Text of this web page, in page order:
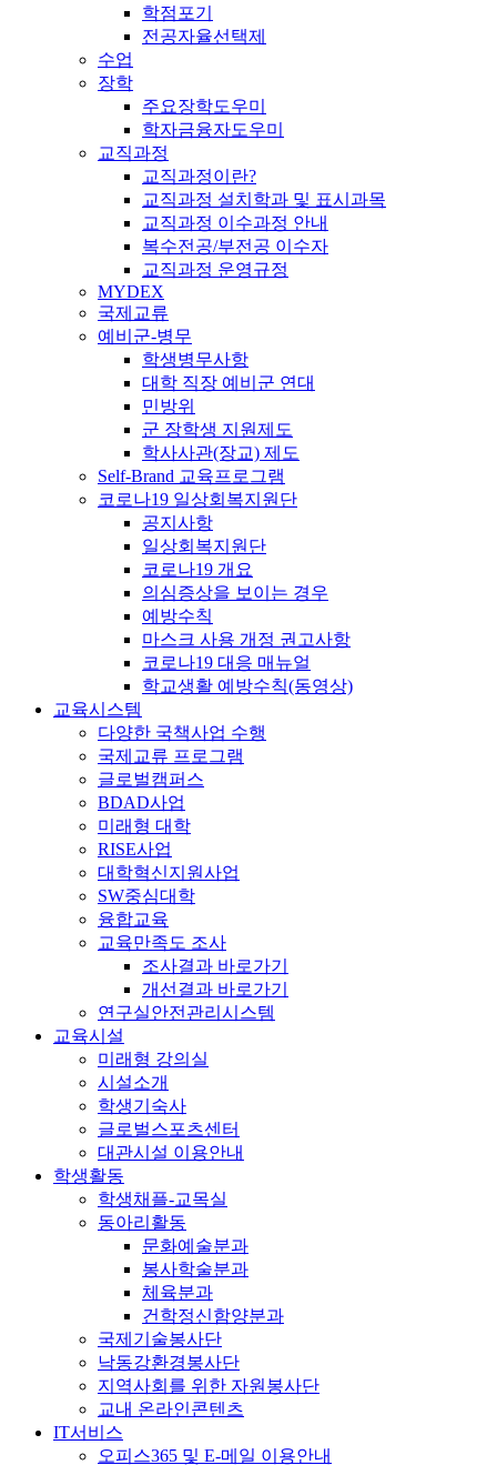
학점포기
전공자율선택제
수업
장학
주요장학도우미
학자금융자도우미
교직과정
교직과정이란?
교직과정 설치학과 및 표시과목
교직과정 이수과정 안내
복수전공/부전공 이수자
교직과정 운영규정
MYDEX
국제교류
예비군-병무
학생병무사항
대학 직장 예비군 연대
민방위
군 장학생 지원제도
학사사관(장교) 제도
Self-Brand 교육프로그램
코로나19 일상회복지원단
공지사항
일상회복지원단
코로나19 개요
의심증상을 보이는 경우
예방수칙
마스크 사용 개정 권고사항
코로나19 대응 매뉴얼
학교생활 예방수칙(동영상)
교육시스템
다양한 국책사업 수행
국제교류 프로그램
글로벌캠퍼스
BDAD사업
미래형 대학
RISE사업
대학혁신지원사업
SW중심대학
융합교육
교육만족도 조사
조사결과 바로가기
개선결과 바로가기
연구실안전관리시스템
교육시설
미래형 강의실
시설소개
학생기숙사
글로벌스포츠센터
대관시설 이용안내
학생활동
학생채플-교목실
동아리활동
문화예술분과
봉사학술분과
체육분과
건학정신함양분과
국제기술봉사단
낙동강환경봉사단
지역사회를 위한 자원봉사단
교내 온라인콘텐츠
IT서비스
오피스365 및 E-메일 이용안내